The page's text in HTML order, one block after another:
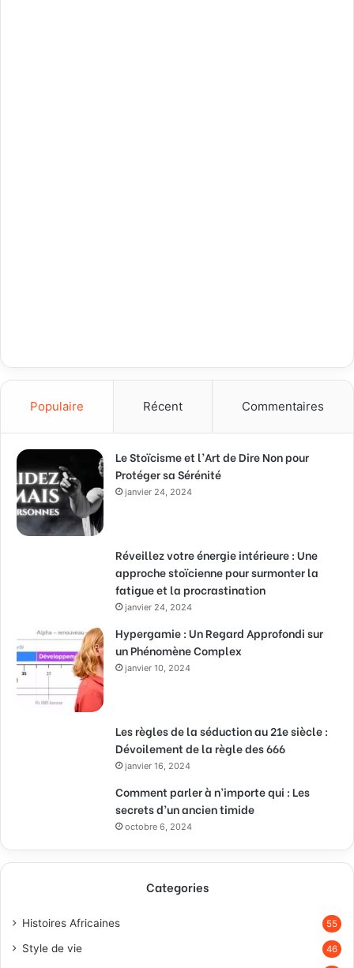
Populaire Récent Commentaires
Le Stoïcisme et l’Art de Dire Non pour
Protéger sa Sérénité
janvier 24, 2024
Réveillez votre énergie intérieure : Une
approche stoïcienne pour surmonter la
fatigue et la procrastination
janvier 24, 2024
Hypergamie : Un Regard Approfondi sur
un Phénomène Complex
janvier 10, 2024
Les règles de la séduction au 21e siècle :
Dévoilement de la règle des 666
janvier 16, 2024
Comment parler à n’importe qui : Les
secrets d’un ancien timide
octobre 6, 2024
Categories
Histoires Africaines 55
Style de vie 46